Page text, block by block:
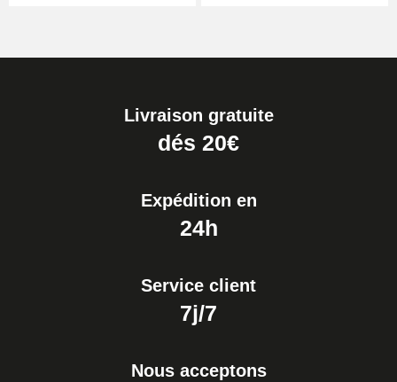
Livraison gratuite
dés 20€
Expédition en
24h
Service client
7j/7
Nous acceptons